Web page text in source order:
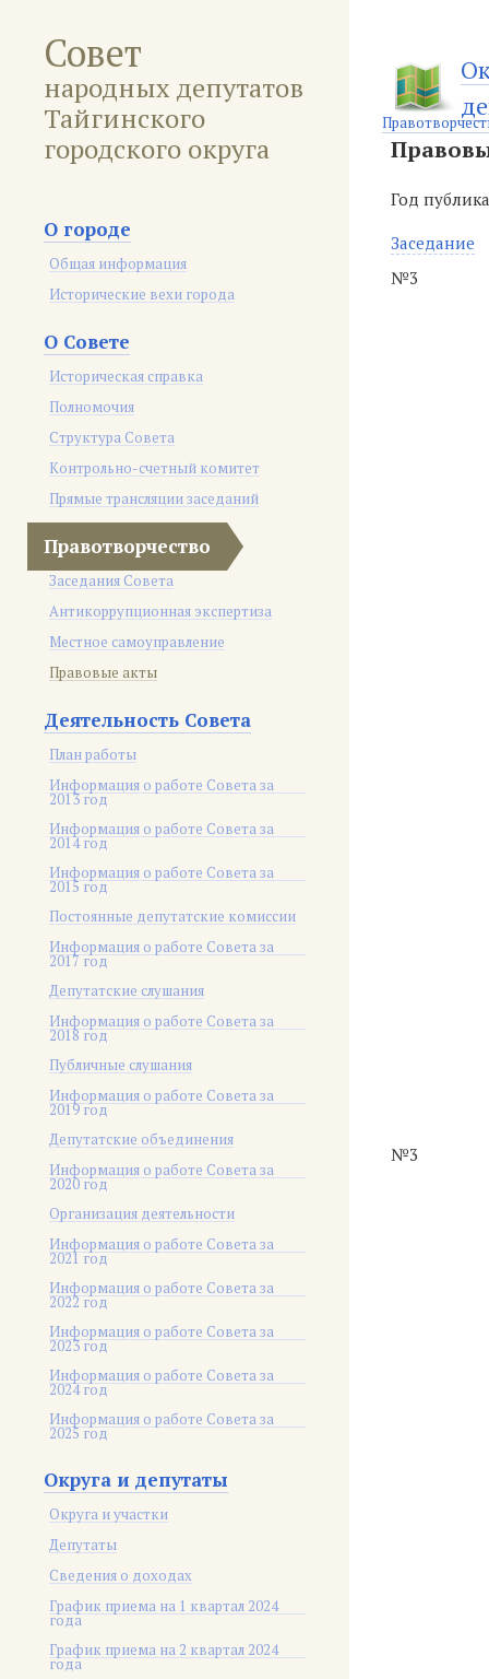
Совет
народных депутатов
Тайгинского
городского округа
О городе
Общая информация
Исторические вехи города
О Совете
Историческая справка
Полномочия
Структура Совета
Контрольно-счетный комитет
Прямые трансляции заседаний
Правотворчество
Заседания Совета
Антикоррупционная экспертиза
Местное самоуправление
Правовые акты
Деятельность Совета
План работы
Информация о работе Совета за
2013 год
Информация о работе Совета за
2014 год
Информация о работе Совета за
2015 год
Постоянные депутатские комиссии
Информация о работе Совета за
2017 год
Депутатские слушания
Информация о работе Совета за
2018 год
Публичные слушания
Информация о работе Совета за
2019 год
Депутатские объединения
Информация о работе Совета за
2020 год
Организация деятельности
Информация о работе Совета за
2021 год
Информация о работе Совета за
2022 год
Информация о работе Совета за
2023 год
Информация о работе Совета за
2024 год
Информация о работе Совета за
2025 год
Округа и депутаты
Округа и участки
Депутаты
Сведения о доходах
График приема на 1 квартал 2024
года
График приема на 2 квартал 2024
года
Год
Заседание
№3
№3